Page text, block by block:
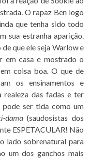
O rapaz Ben logo
que tenha sido todo
sua estranha aparição.
que ele seja Warlow e
em casa e mostrado o
coisa boa. O que de
os ensinamentos e
realeza das fadas e ter
pode ser tida como um
dama(saudosistas dos
ESPETACULAR! Não
lado sobrenatural para
um dos ganchos mais